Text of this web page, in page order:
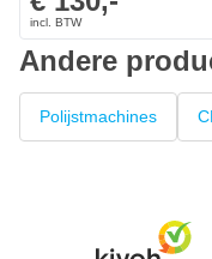
Andere
Polijstmachines